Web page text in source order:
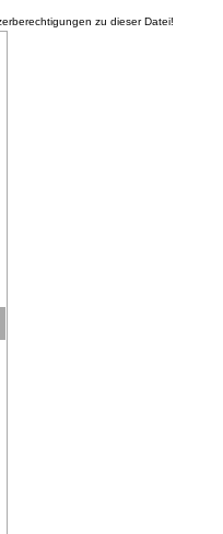
zu dieser Datei!